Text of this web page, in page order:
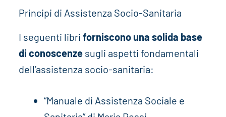
Principi di Assistenza Socio-Sanitaria
I seguenti libri forniscono una solida base
di conoscenze sugli aspetti fondamentali
dell’assistenza socio-sanitaria:
“Manuale di Assistenza Sociale e